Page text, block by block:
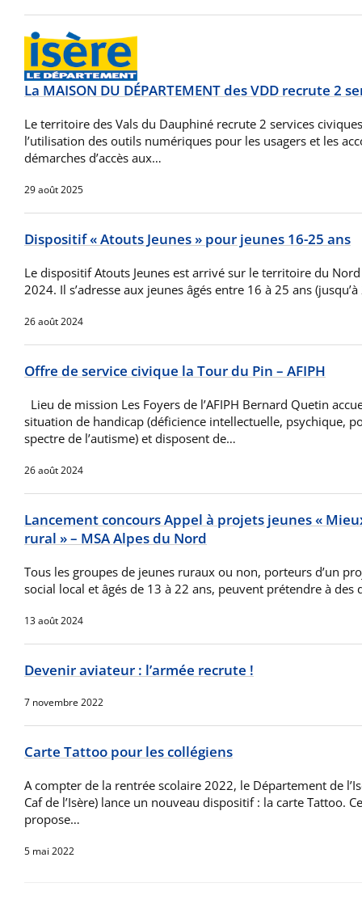
La MAISON DU DÉPARTEMENT des VDD recrute 2
Le territoire des Vals du Dauphiné recrute 2 services
l’utilisation des outils numériques pour les usagers et les
démarches d’accès aux…
29 août 2025
Dispositif « Atouts Jeunes » pour jeunes 16-25 ans
Le dispositif Atouts Jeunes est arrivé sur le territoire du
2024. Il s’adresse aux jeunes âgés entre 16 à 25 ans
26 août 2024
Offre de service civique la Tour du Pin – AFIPH
Lieu de mission Les Foyers de l’AFIPH Bernard Quetin
situation de handicap (déficience intellectuelle, psychique,
spectre de l’autisme) et disposent de…
26 août 2024
Lancement concours Appel à projets jeunes «
rural » – MSA Alpes du Nord
Tous les groupes de jeunes ruraux ou non, porteurs d’un
social local et âgés de 13 à 22 ans, peuvent prétendre à des
13 août 2024
Devenir aviateur : l’armée recrute !
7 novembre 2022
Carte Tattoo pour les collégiens
A compter de la rentrée scolaire 2022, le Département de
Caf de l’Isère) lance un nouveau dispositif : la carte Tattoo.
propose…
5 mai 2022